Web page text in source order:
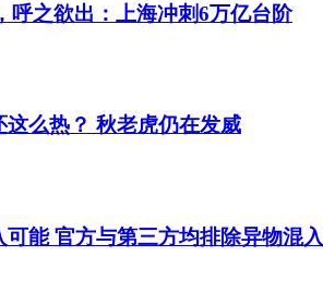
呼之欲出：上海冲刺6万亿台阶
么热？ 秋老虎仍在发威
能 官方与第三方均排除异物混入